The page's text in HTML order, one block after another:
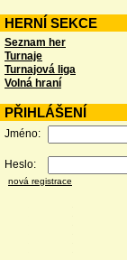
HERNÍ SEKCE
Seznam her
Turnaje
Turnajová liga
Volná hraní
PŘIHLÁŠENÍ
Jméno:
Heslo:
nová registrace